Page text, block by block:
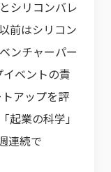
シリコンバレ
前はシリコン
ンチャーパー
ベントの責
アップを評
起業の科学」
連続で